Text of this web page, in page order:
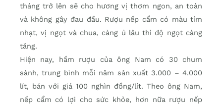
tháng trở lên sẽ cho hương vị thơm ngon, an toàn
và không gây đau đầu. Rượu nếp cẩm có màu tím
nhạt, vị ngọt và chua, càng ủ lâu thì độ ngọt càng
tăng.
Hiện nay, hầm rượu của ông Nam có 30 chum
sành, trung bình mỗi năm sản xuất 3.000 – 4.000
lít, bán với giá 100 nghìn đồng/lít. Theo ông Nam,
nếp cẩm có lợi cho sức khỏe, hơn nữa rượu nếp